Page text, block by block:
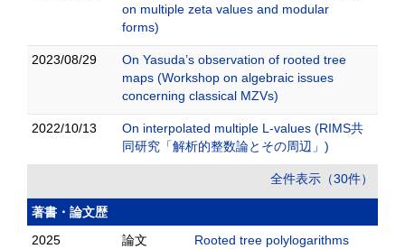
on multiple zeta values and modular
forms)
2023/08/29
On Yasuda’s observation of rooted tree
maps (Workshop on algebraic issues
concerning classical MZVs)
2022/10/13
On interpolated multiple L-values (RIMS共
同研究「解析的整数論とその周辺」)
全件表示（30件）
著書・論文歴
2025
論文
Rooted tree polylogarithms